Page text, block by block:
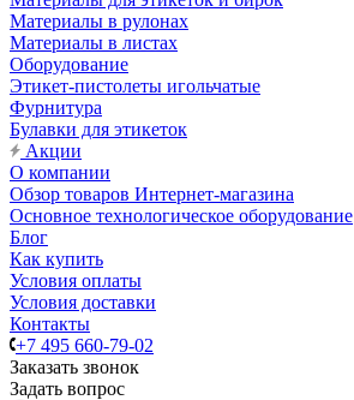
Материалы в рулонах
Материалы в листах
Оборудование
Этикет-пистолеты игольчатые
Фурнитура
Булавки для этикеток
Акции
О компании
Обзор товаров Интернет-магазина
Основное технологическое оборудование
Блог
Как купить
Условия оплаты
Условия доставки
Контакты
+7 495 660-79-02
Заказать звонок
Задать вопрос